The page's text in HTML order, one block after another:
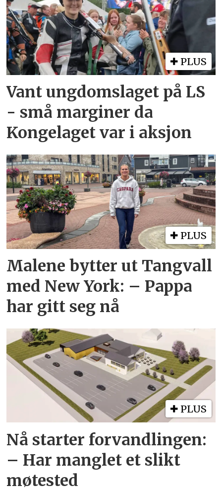
PLUS
Vant ungdomslaget på LS
- små marginer da
Kongelaget var i aksjon
PLUS
Malene bytter ut Tangvall
med New York: – Pappa
har gitt seg nå
PLUS
Nå starter forvandlingen:
– Har manglet et slikt
møtested